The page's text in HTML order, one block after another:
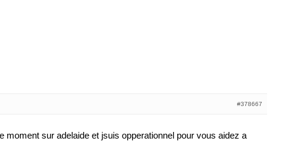
#378667
moment sur adelaide et jsuis opperationnel pour vous aidez a